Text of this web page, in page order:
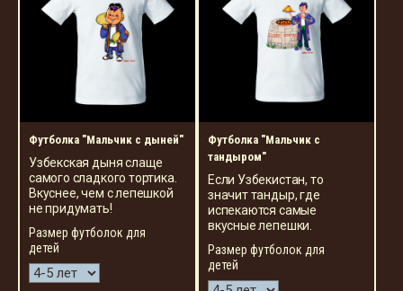
Футболка "Мальчик с дыней"
Узбекская дыня слаще
самого сладкого тортика.
Вкуснее, чем с лепешкой
не придумать!
Размер футболок для
детей
Футболка "Мальчик с
тандыром"
Если Узбекистан, то
значит тандыр, где
испекаются самые
вкусные лепешки.
Размер футболок для
детей